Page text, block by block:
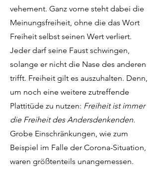
vehement. Ganz vorne steht dabei die
Meinungsfreiheit, ohne die das Wort
Freiheit selbst seinen Wert verliert.
Jeder darf seine Faust schwingen,
solange er nicht die Nase des anderen
trifft. Freiheit gilt es auszuhalten. Denn,
um noch eine weitere zutreffende
Plattitüde zu nutzen: Freiheit ist immer
die Freiheit des Andersdenkenden.
Grobe Einschränkungen, wie zum
Beispiel im Falle der Corona-Situation,
waren größtenteils unangemessen.